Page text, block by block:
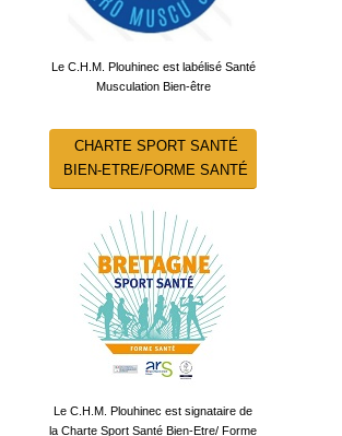
Le C.H.M. Plouhinec est labélisé Santé
Musculation Bien-être
CHARTE SPORT SANTÉ
BIEN-ETRE/FORME SANTÉ
Le C.H.M. Plouhinec est signataire de
la Charte Sport Santé Bien-Etre/ Forme